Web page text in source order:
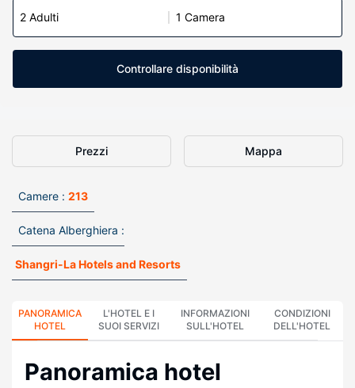
2 Adulti 1 Camera
Controllare disponibilità
Prezzi Mappa
Camere : 213
Catena Alberghiera :
Shangri-La Hotels and Resorts
PANORAMICA
HOTEL
L'HOTEL E I
SUOI SERVIZI
INFORMAZIONI
SULL'HOTEL
CONDIZIONI
DELL'HOTEL
Panoramica hotel